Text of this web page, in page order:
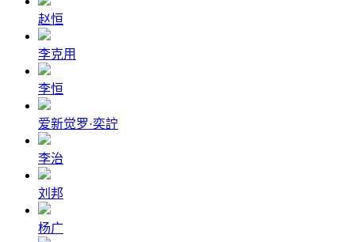
赵恒
李克用
李恒
爱新觉罗·奕詝
李治
刘邦
杨广